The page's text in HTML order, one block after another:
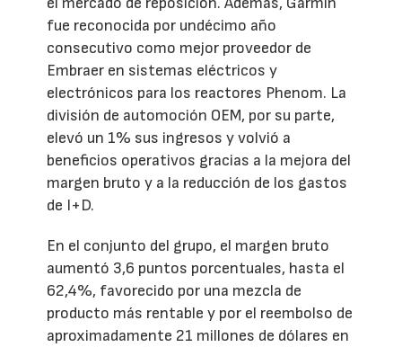
fue reconocida por undécimo año
consecutivo como mejor proveedor de
Embraer en sistemas eléctricos y
electrónicos para los reactores Phenom. La
división de automoción OEM, por su parte,
elevó un 1% sus ingresos y volvió a
beneficios operativos gracias a la mejora del
margen bruto y a la reducción de los gastos
de I+D.
En el conjunto del grupo, el margen bruto
aumentó 3,6 puntos porcentuales, hasta el
62,4%, favorecido por una mezcla de
producto más rentable y por el reembolso de
aproximadamente 21 millones de dólares en